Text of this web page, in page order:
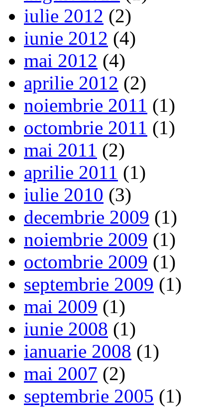
iulie 2012 (2)
iunie 2012 (4)
mai 2012 (4)
aprilie 2012 (2)
noiembrie 2011 (1)
octombrie 2011 (1)
mai 2011 (2)
aprilie 2011 (1)
iulie 2010 (3)
decembrie 2009 (1)
noiembrie 2009 (1)
octombrie 2009 (1)
septembrie 2009 (1)
mai 2009 (1)
iunie 2008 (1)
ianuarie 2008 (1)
mai 2007 (2)
septembrie 2005 (1)